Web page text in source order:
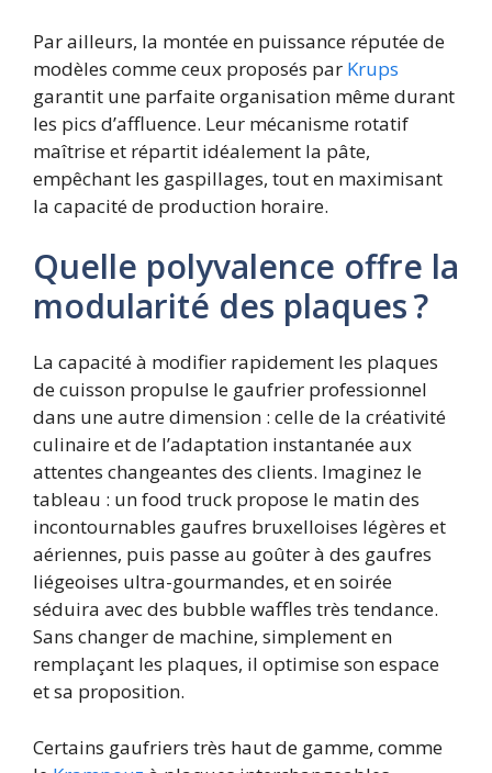
Par ailleurs, la montée en puissance réputée de
modèles comme ceux proposés par Krups
garantit une parfaite organisation même durant
les pics d’affluence. Leur mécanisme rotatif
maîtrise et répartit idéalement la pâte,
empêchant les gaspillages, tout en maximisant
la capacité de production horaire.
Quelle polyvalence offre la
modularité des plaques ?
La capacité à modifier rapidement les plaques
de cuisson propulse le gaufrier professionnel
dans une autre dimension : celle de la créativité
culinaire et de l’adaptation instantanée aux
attentes changeantes des clients. Imaginez le
tableau : un food truck propose le matin des
incontournables gaufres bruxelloises légères et
aériennes, puis passe au goûter à des gaufres
liégeoises ultra-gourmandes, et en soirée
séduira avec des bubble waffles très tendance.
Sans changer de machine, simplement en
remplaçant les plaques, il optimise son espace
et sa proposition.
Certains gaufriers très haut de gamme, comme